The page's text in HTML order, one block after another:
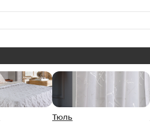
Тюль